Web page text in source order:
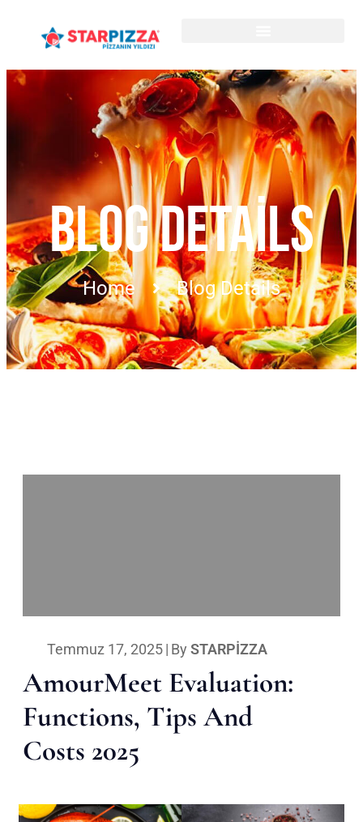
BLOG DETAILS
Home Blog Details
Temmuz 17, 2025| By STARPIZZA
AmourMeet Evaluation:
Functions, Tips And
Costs 2025